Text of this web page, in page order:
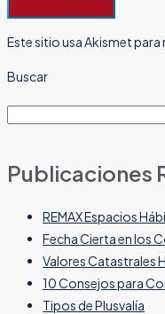
Este sitio usa Akismet para
Buscar
Publicaciones
REMAX Espacios
Fecha Cierta en los
Valores Catastrales
10 Consejos para
Tipos de Plusvalía